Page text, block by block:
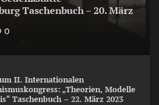
Taschenbuch – 20. März
0
II. Internationalen
„Theorien, Modelle
Taschenbuch – 22. März 2023